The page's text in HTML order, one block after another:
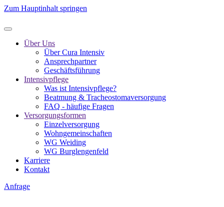
Zum Hauptinhalt springen
Über Uns
Über Cura Intensiv
Ansprechpartner
Geschäftsführung
Intensivpflege
Was ist Intensivpflege?
Beatmung & Tracheostomaversorgung
FAQ - häufige Fragen
Versorgungsformen
Einzelversorgung
Wohngemeinschaften
WG Weiding
WG Burglengenfeld
Karriere
Kontakt
Anfrage